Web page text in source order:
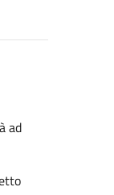
ad